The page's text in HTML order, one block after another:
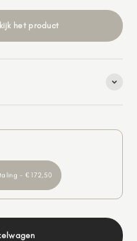
het product
- € 172,50